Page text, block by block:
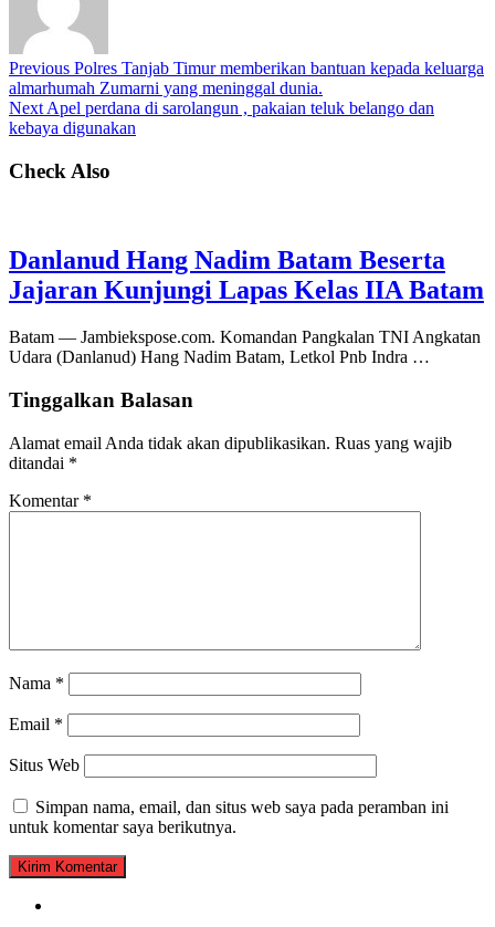
Previous Polres Tanjab Timur memberikan bantuan kepada keluarga
almarhumah Zumarni yang meninggal dunia.
Next Apel perdana di sarolangun , pakaian teluk belango dan
kebaya digunakan
Check Also
Danlanud Hang Nadim Batam Beserta
Jajaran Kunjungi Lapas Kelas IIA Batam
Batam — Jambiekspose.com. Komandan Pangkalan TNI Angkatan
Udara (Danlanud) Hang Nadim Batam, Letkol Pnb Indra …
Tinggalkan Balasan
Alamat email Anda tidak akan dipublikasikan. Ruas yang wajib
ditandai *
Komentar *
Nama *
Email *
Situs Web
Simpan nama, email, dan situs web saya pada peramban ini
untuk komentar saya berikutnya.